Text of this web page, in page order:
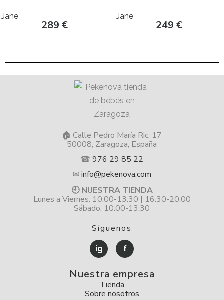
Jane
289 €
Jane
249€
🏠 Calle Pedro María Ric, 17
50008, Zaragoza, España
☎ 976 29 85 22
✉info@pekenova.com
🕘 NUESTRA TIENDA
Lunes a Viernes: 10:00-13:30 | 16:30-20:00
Sábado: 10:00-13:30
Síguenos
ig f
Nuestra empresa
Tienda
Sobre nosotros